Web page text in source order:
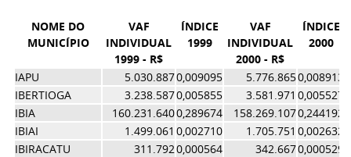
NOME DO
MUNICÍPIO
VAF
INDIVIDUAL
1999 - R$
ÍNDICE
1999
VAF
INDIVIDUAL
2000 - R$
ÍNDICE
2000
IAPU
5.030.8870,009095 5.776.8650,008913
IBERTIOGA
3.238.5870,005855 3.581.971 0,005527
IBIA
160.231.6400,289674 158.269.1070,244192
IBIAI
1.499.061 0,002710 1.705.751 0,002632
IBIRACATU
311.7920,000564 342.6670,000529